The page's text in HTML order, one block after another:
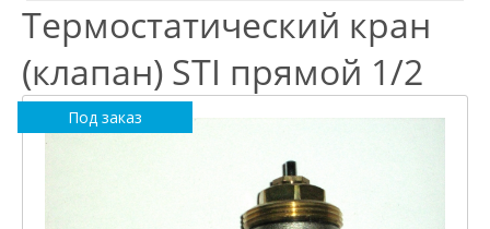
Термостатический кран
(клапан) STI прямой 1/2
Под заказ